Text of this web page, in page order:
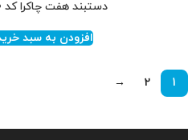
دستبند هفت چاکرا کد 1410
افزودن به سبد
1
2
→